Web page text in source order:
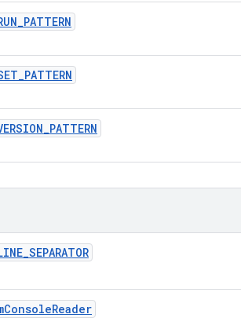
_PATTERN
_PATTERN
_PATTERN
_SEPARATOR
ConsoleReader